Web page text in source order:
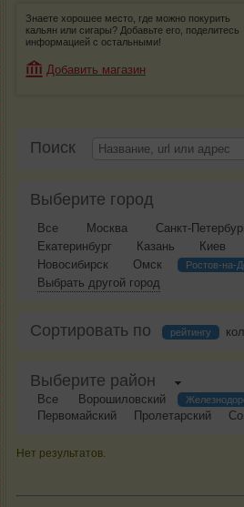
Знаете хорошее место, где можно покурить
кальян или сигары? Добавьте его, поделитесь
информацией с остальными!
Добавить магазин
Поиск
Выберите город
Все Москва Санкт-
Екатеринбург
Казань Киев
Новосибирск
Омск Ростов-на-
Выбрать другой город
Сортировать по рейтингу
Выберите район
Все Ворошиловский
Первомайский
Пролетарский
Нет результатов.